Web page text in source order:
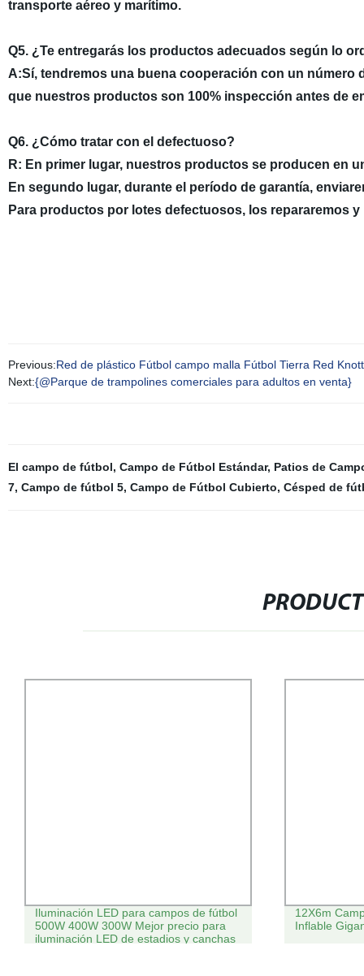
transporte aéreo y marítimo.
Q5. ¿Te entregarás los productos adecuados según lo
A:Sí, tendremos una buena cooperación con un número
que nuestros productos son 100% inspección antes de
Q6. ¿Cómo tratar con el defectuoso?
R: En primer lugar, nuestros productos se producen en
En segundo lugar, durante el período de garantía,
Para productos por lotes defectuosos, los repararemos
Previous:Red de plástico Fútbol campo malla Fútbol Tierra Red
Next:{@Parque de trampolines comerciales para adultos en venta}
El campo de fútbol, Campo de Fútbol Estándar, Patios de
7, Campo de fútbol 5, Campo de Fútbol Cubierto, Césped de
Iluminación LED para campos de fútbol
500W 400W 300W Mejor precio para
iluminación LED de estadios y canchas
12X6m
Inflable